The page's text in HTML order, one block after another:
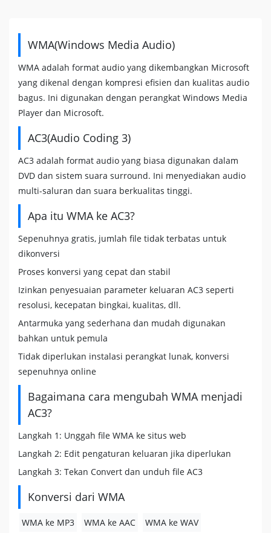
WMA(Windows Media Audio)
WMA adalah format audio yang dikembangkan Microsoft
yang dikenal dengan kompresi efisien dan kualitas audio
bagus. Ini digunakan dengan perangkat Windows Media
Player dan Microsoft.
AC3(Audio Coding 3)
AC3 adalah format audio yang biasa digunakan dalam
DVD dan sistem suara surround. Ini menyediakan audio
multi-saluran dan suara berkualitas tinggi.
Apa itu WMA ke AC3?
Sepenuhnya gratis, jumlah file tidak terbatas untuk
dikonversi
Proses konversi yang cepat dan stabil
Izinkan penyesuaian parameter keluaran AC3 seperti
resolusi, kecepatan bingkai, kualitas, dll.
Antarmuka yang sederhana dan mudah digunakan
bahkan untuk pemula
Tidak diperlukan instalasi perangkat lunak, konversi
sepenuhnya online
Bagaimana cara mengubah WMA menjadi
AC3?
Langkah 1: Unggah file WMA ke situs web
Langkah 2: Edit pengaturan keluaran jika diperlukan
Langkah 3: Tekan Convert dan unduh file AC3
Konversi dari WMA
WMA ke MP3 WMA ke AAC WMA ke WAV